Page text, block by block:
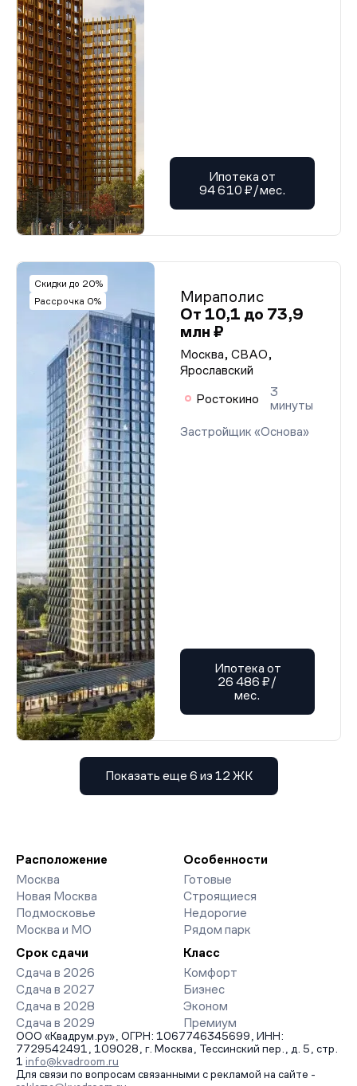
Ипотека от
94 610 ₽/мес.
Скидки до 20%
Рассрочка 0%
Мираполис
От 10,1 до 73,9
млн ₽
Москва, СВАО,
Ярославский
Ростокино
3
минуты
Застройщик «Основа»
Ипотека от
26 486 ₽/
мес.
Показать еще 6 из 12 ЖК
Расположение
Москва
Новая Москва
Подмосковье
Москва и МО
Особенности
Готовые
Строящиеся
Недорогие
Рядом парк
Срок сдачи
Сдача в 2026
Сдача в 2027
Сдача в 2028
Сдача в 2029
Класс
Комфорт
Бизнес
Эконом
Премиум
ООО «Квадрум.ру», ОГРН: 1067746345699, ИНН:
7729542491, 109028, г. Москва, Тессинский пер., д. 5, стр.
1 info@kvadroom.ru
Для связи по вопросам связанными с рекламой на сайте -